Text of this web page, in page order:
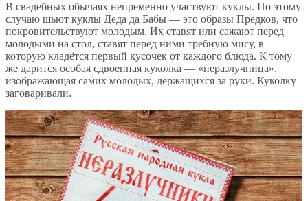
В свадебных обычаях непременно участвуют куклы. По этому
случаю шьют куклы Деда да Бабы — это образы Предков, что
покровительствуют молодым. Их ставят или сажают перед
молодыми на стол, ставят перед ними требную мису, в
которую кладётся первый кусочек от каждого блюда. К тому
же дарится особая сдвоенная куколка — «неразлучница»,
изображающая самих молодых, держащихся за руки. Куколку
заговаривали.